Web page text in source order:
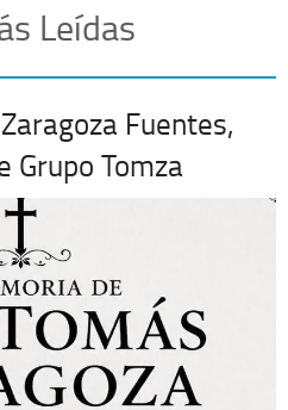
Leídas
Fuentes,
Grupo Tomza